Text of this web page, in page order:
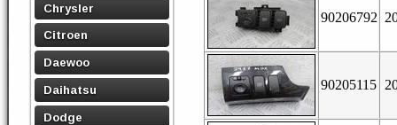
Chrysler
Citroen
Daewoo
Daihatsu
Dodge
90206792
90205115